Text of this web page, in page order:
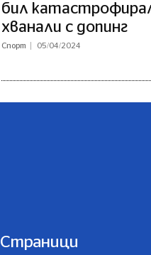
бил
хванали с допинг
Спорт 05/04/2024
Страници